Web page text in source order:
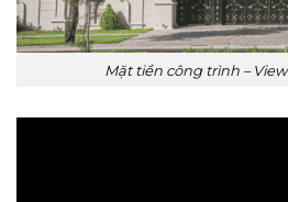
Mặt tiền công trình –